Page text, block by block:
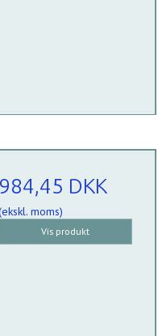
984,45 DKK
moms)
Vis produkt